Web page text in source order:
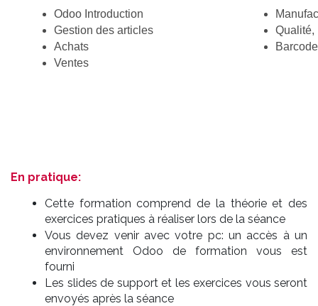
Odoo Introduction
Gestion des articles
Achats
Ventes
Qualité,
En pratique:
Cette formation comprend de la théorie et des
exercices pratiques à réaliser lors de la séance
Vous devez venir avec votre pc: un accès à un
environnement Odoo de formation vous est
fourni
Les slides de support et les exercices vous seront
envoyés après la séance